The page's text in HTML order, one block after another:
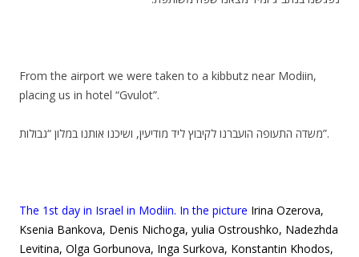
From the airport we were taken to a kibbutz near Modiin,
placing us in hotel “Gvulot”.
משדה התעופה הועברנו לקיבוץ ליד מודיעין, ושיכנו אותנו במלון “גבולות”.
The 1st day in Israel in Modiin. In the picture Irina Ozerova,
Ksenia Bankova, Denis Nichoga, yulia Ostroushko, Nadezhda
Levitina, Olga Gorbunova, Inga Surkova, Konstantin Khodos,